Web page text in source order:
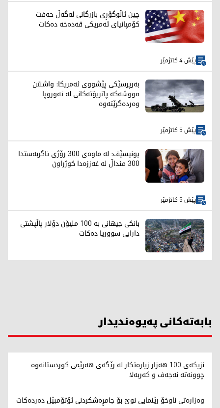
چین ئاڵوگۆڕی بازرگانی لەگەڵ حەفت
کۆمپانیای ئەمریکی قەدەخە دەکات
پێش 4 کاتژمێر
بەرپرسێکی پێشووی ئەمریکا: واشنتن
مووشەکە پاتریۆتەکانی لە ئەوروپا
وەردەگرێتەوە
پێش 5 کاتژمێر
یونیسێف: لە ماوەی 300 رۆژی ئاگربەستدا
300 منداڵ لە غەززەدا کوژراون
پێش 5 کاتژمێر
بانکی جیهانی بە 100 ملیۆن دۆلار پاڵپشتی
دارایی سووریا دەکات
بابەتەکانی پەیوەندیدار
نزیکەی 100 هەزار زیارەتکار لە رێگەی هەرێمی کوردستانەوە
چوونەتە نەجەف و کەربەلا
وەزارەتی ناوخۆ رێنمایی نوێ بۆ جامڕەشکردنی ئۆتۆمبێل دەردەکات